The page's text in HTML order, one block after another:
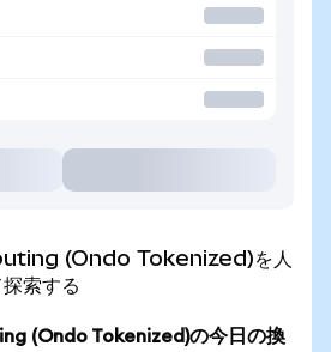
(Ondo Tokenized)を人
索する
(Ondo Tokenized)の今日の換